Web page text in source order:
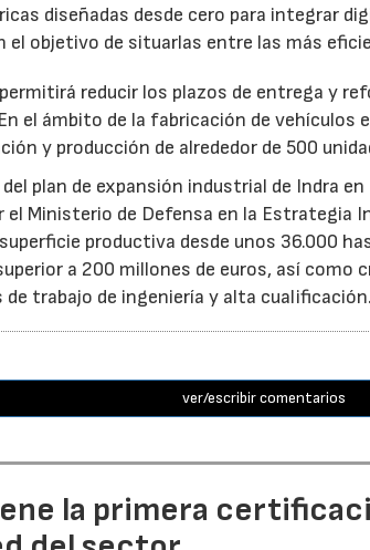
diseñadas desde cero para integrar
objetivo de situarlas entre las más
reducir los plazos de entrega y
el ámbito de la fabricación de vehículos
y producción de alrededor de 500
plan de expansión industrial de Indra
Ministerio de Defensa en la Estrategia
productiva desde unos 36.000
a 200 millones de euros, así como
trabajo de ingeniería y alta cualificación.
ver/escribir comentarios
la primera